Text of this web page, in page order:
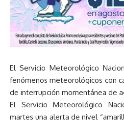
El Servicio Meteorológico
fenómenos meteorológicos con
de interrupción momentánea de
El Servicio Meteorológico
martes una alerta de nivel